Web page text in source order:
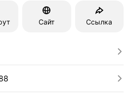
Сайт Ссылка